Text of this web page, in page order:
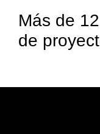
Más de
de